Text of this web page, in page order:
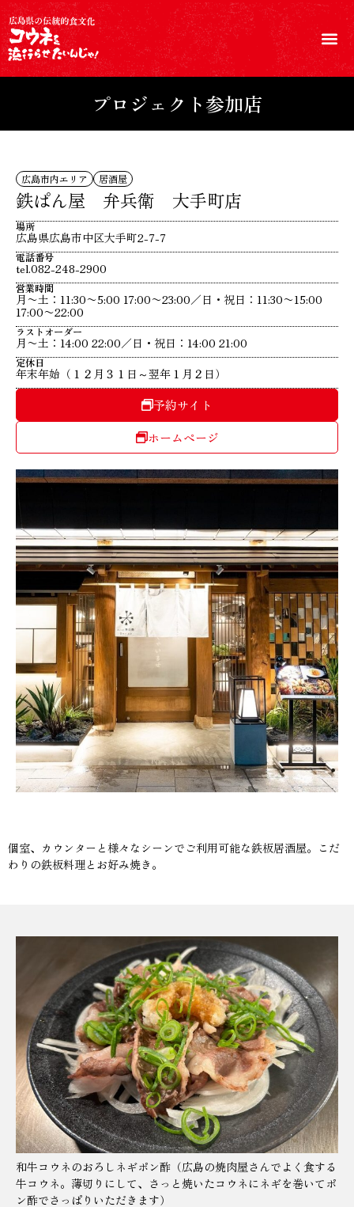
プロジェクト参加店
広島市内エリア 居酒屋
鉄ぱん屋 弁兵衛 大手町店
場所
広島県広島市中区大手町2-7-7
電話番号
tel.082-248-2900
営業時間
月〜土：11:30〜5:00 17:00〜23:00／日・祝日：11:30〜15:00
17:00〜22:00
ラストオーダー
月〜土：14:00 22:00／日・祝日：14:00 21:00
定休日
年末年始（１２月３１日～翌年１月２日）
予約サイト
ホームページ
個室、カウンターと様々なシーンでご利用可能な鉄板居酒屋。こだ
わりの鉄板料理とお好み焼き。
和牛コウネのおろしネギポン酢（広島の焼肉屋さんでよく食する
牛コウネ。薄切りにして、さっと焼いたコウネにネギを巻いてポ
ン酢でさっぱりいただきます）